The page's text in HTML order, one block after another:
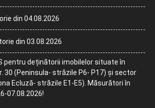
din 04.08.2026
din 03.08.2026
pentru deținătorii imobilelor situate în
30 (Peninsula- străzile P6- P17) și sector
Ecluză- străzile E1-E5). Măsurători în
07.08.2026!